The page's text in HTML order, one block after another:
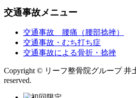
交通事故メニュー
交通事故 腰痛（腰部捻挫）
交通事故・むち打ち症
交通事故による骨折・捻挫
Copyright © リーフ整骨院グループ 井
reserved.